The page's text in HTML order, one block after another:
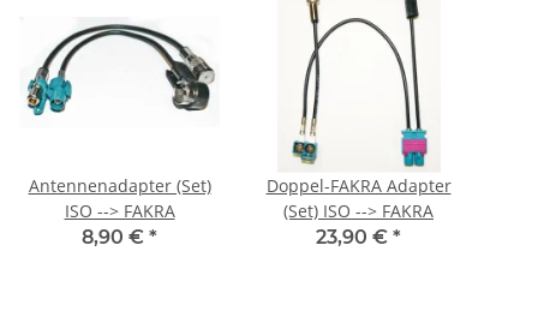
Antennenadapter (Set)
ISO --> FAKRA
8,90 € *
Doppel-FAKRA Adapter
(Set) ISO --> FAKRA
23,90 € *